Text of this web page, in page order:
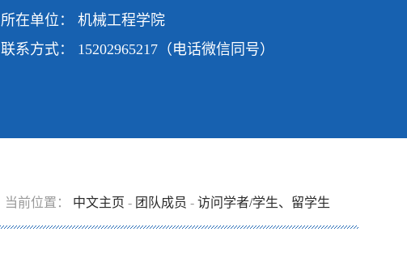
所在单位： 机械工程学院
联系方式： 15202965217（电话微信同号）
当前位置： 中文主页 - 团队成员 - 访问学者/学生、留学生